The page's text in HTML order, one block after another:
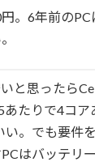
。6年前の
と思ったら
たりで4コア
。でも要件
はバッテリ